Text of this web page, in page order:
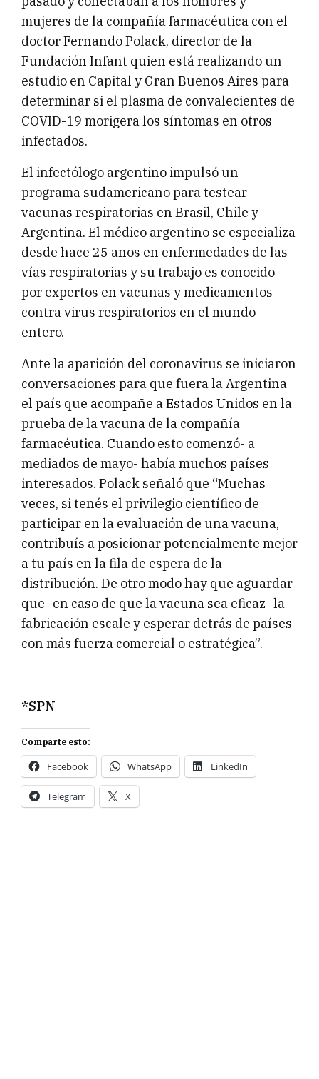
mujeres de la compañía farmacéutica con el
doctor Fernando Polack, director de la
Fundación Infant quien está realizando un
estudio en Capital y Gran Buenos Aires para
determinar si el plasma de convalecientes de
COVID-19 morigera los síntomas en otros
infectados.
El infectólogo argentino impulsó un
programa sudamericano para testear
vacunas respiratorias en Brasil, Chile y
Argentina. El médico argentino se especializa
desde hace 25 años en enfermedades de las
vías respiratorias y su trabajo es conocido
por expertos en vacunas y medicamentos
contra virus respiratorios en el mundo
entero.
Ante la aparición del coronavirus se iniciaron
conversaciones para que fuera la Argentina
el país que acompañe a Estados Unidos en la
prueba de la vacuna de la compañía
farmacéutica. Cuando esto comenzó- a
mediados de mayo- había muchos países
interesados. Polack señaló que “Muchas
veces, si tenés el privilegio científico de
participar en la evaluación de una vacuna,
contribuís a posicionar potencialmente mejor
a tu país en la fila de espera de la
distribución. De otro modo hay que aguardar
que -en caso de que la vacuna sea eficaz- la
fabricación escale y esperar detrás de países
con más fuerza comercial o estratégica”.
*SPN
Comparte esto:
Facebook WhatsApp LinkedIn
Telegram X